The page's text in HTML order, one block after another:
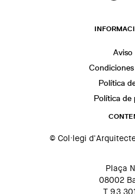
Aviso
Política
Política de
© Col·legi
Plaça
08002
T 93